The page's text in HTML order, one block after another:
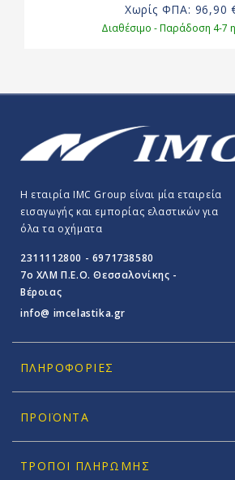
Χωρίς ΦΠΑ: 96,90
Διαθέσιμο - Παράδοση 4-7
Η εταιρία IMC Group είναι μία εταιρεία
εισαγωγής και εμπορίας ελαστικών για
όλα τα οχήματα
2311112800 - 6971738580
7o ΧΛΜ Π.E.O. Θεσσαλονίκης -
Βέροιας
info@ imcelastika.gr
ΠΛΗΡΟΦΟΡΊΕΣ
ΠΡΟΪΟΝΤΑ
ΤΡΌΠΟΙ ΠΛΗΡΩΜΉΣ